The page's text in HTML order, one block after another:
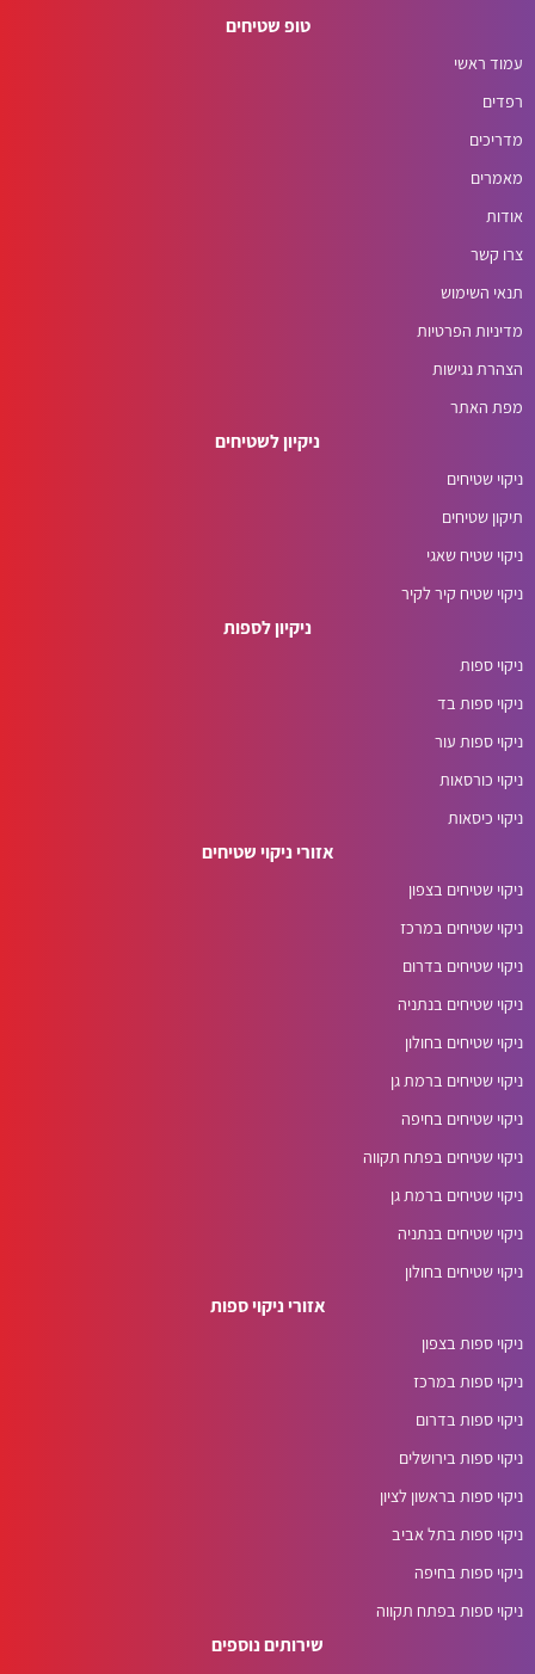
טופ שטיחים
עמוד ראשי
רפדים
מדריכים
מאמרים
אודות
צרו קשר
תנאי השימוש
מדיניות הפרטיות
הצהרת נגישות
מפת האתר
ניקיון לשטיחים
ניקוי שטיחים
תיקון שטיחים
ניקוי שטיח שאגי
ניקוי שטיח קיר לקיר
ניקיון לספות
ניקוי ספות
ניקוי ספות בד
ניקוי ספות עור
ניקוי כורסאות
ניקוי כיסאות
אזורי ניקוי שטיחים
ניקוי שטיחים בצפון
ניקוי שטיחים במרכז
ניקוי שטיחים בדרום
ניקוי שטיחים בנתניה
ניקוי שטיחים בחולון
ניקוי שטיחים ברמת גן
ניקוי שטיחים בחיפה
ניקוי שטיחים בפתח תקווה
ניקוי שטיחים ברמת גן
ניקוי שטיחים בנתניה
ניקוי שטיחים בחולון
אזורי ניקוי ספות
ניקוי ספות בצפון
ניקוי ספות במרכז
ניקוי ספות בדרום
ניקוי ספות בירושלים
ניקוי ספות בראשון לציון
ניקוי ספות בתל אביב
ניקוי ספות בחיפה
ניקוי ספות בפתח תקווה
שירותים נוספים